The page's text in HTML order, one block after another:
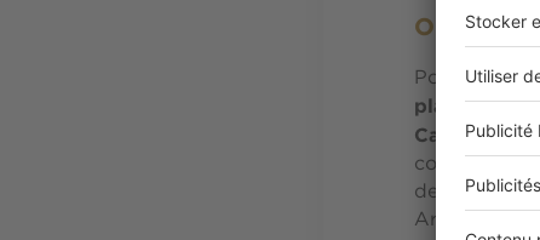
Où se
Pour
place
Casablanca
comme le
des
Art nouveau,